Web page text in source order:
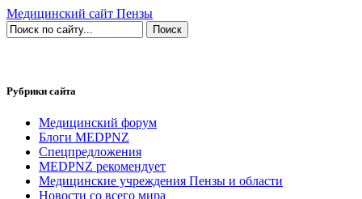
Медицинский сайт Пензы
Рубрики сайта
Медицинский форум
Блоги MEDPNZ
Спецпредложения
MEDPNZ рекомендует
Медицинские учреждения Пензы и области
Новости со всего мира